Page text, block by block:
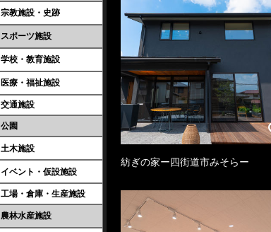
宗教施設・史跡
スポーツ施設
学校・教育施設
医療・福祉施設
交通施設
公園
土木施設
イベント・仮設施設
工場・倉庫・生産施設
農林水産施設
紡ぎの家ー四街道市みそらー